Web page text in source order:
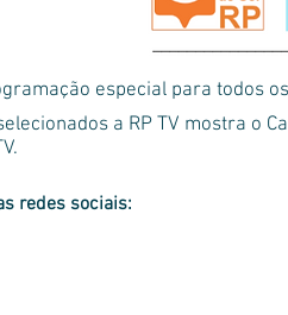
especial para todos
a RP TV mostra o
redes sociais: